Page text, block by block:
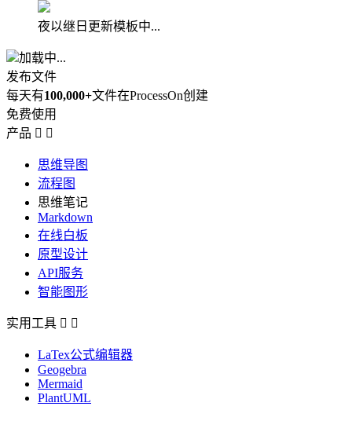
夜以继日更新模板中...
加载中...
发布文件
每天有100,000+文件在ProcessOn创建
免费使用
产品  
思维导图
流程图
思维笔记
Markdown
在线白板
原型设计
API服务
智能图形
实用工具  
LaTex公式编辑器
Geogebra
Mermaid
PlantUML